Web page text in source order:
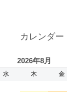
カレンダー
2026年8月
水 木 金